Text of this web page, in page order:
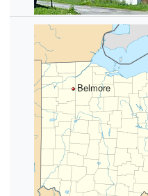
Belmore